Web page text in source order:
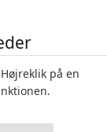
på en